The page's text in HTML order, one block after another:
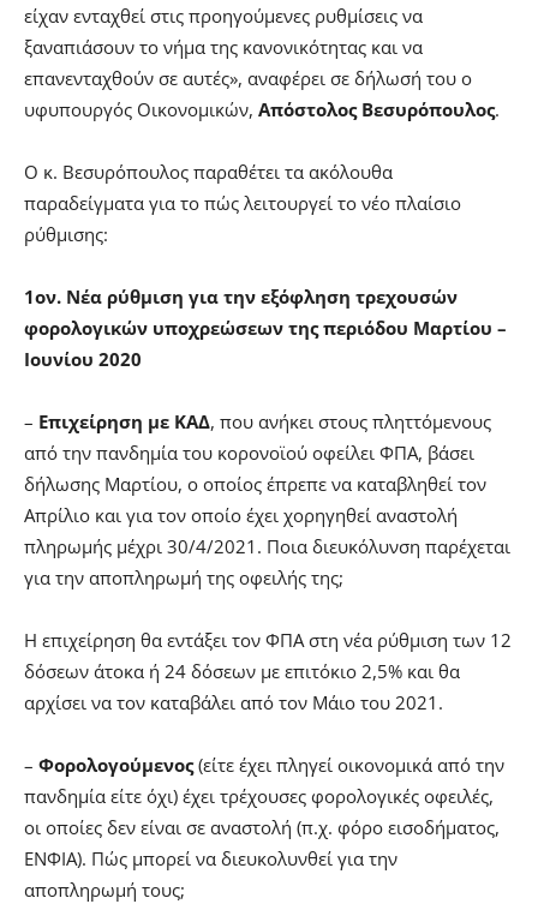
είχαν ενταχθεί στις προηγούμενες ρυθμίσεις να
ξαναπιάσουν το νήμα της κανονικότητας και να
επανενταχθούν σε αυτές», αναφέρει σε δήλωσή του ο
υφυπουργός Οικονομικών, Απόστολος Βεσυρόπουλος.
Ο κ. Βεσυρόπουλος παραθέτει τα ακόλουθα
παραδείγματα για το πώς λειτουργεί το νέο πλαίσιο
ρύθμισης:
1ον. Νέα ρύθμιση για την εξόφληση τρεχουσών
φορολογικών υποχρεώσεων της περιόδου Μαρτίου –
Ιουνίου 2020
– Επιχείρηση με ΚΑΔ, που ανήκει στους πληττόμενους
από την πανδημία του κορονοϊού οφείλει ΦΠΑ, βάσει
δήλωσης Μαρτίου, ο οποίος έπρεπε να καταβληθεί τον
Απρίλιο και για τον οποίο έχει χορηγηθεί αναστολή
πληρωμής μέχρι 30/4/2021. Ποια διευκόλυνση παρέχεται
για την αποπληρωμή της οφειλής της;
Η επιχείρηση θα εντάξει τον ΦΠΑ στη νέα ρύθμιση των 12
δόσεων άτοκα ή 24 δόσεων με επιτόκιο 2,5% και θα
αρχίσει να τον καταβάλει από τον Μάιο του 2021.
– Φορολογούμενος(είτε έχει πληγεί οικονομικά από την
πανδημία είτε όχι) έχει τρέχουσες φορολογικές οφειλές,
οι οποίες δεν είναι σε αναστολή (π.χ. φόρο εισοδήματος,
ΕΝΦΙΑ). Πώς μπορεί να διευκολυνθεί για την
αποπληρωμή τους;